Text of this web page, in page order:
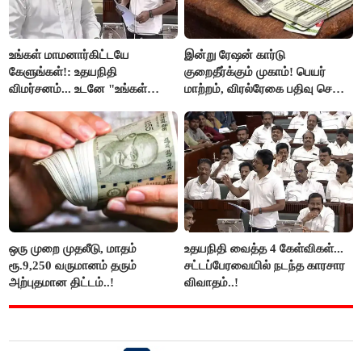
உங்கள் மாமனார்கிட்டயே
கேளுங்கள்!: உதயநிதி
விமர்சனம்... உடனே "உங்கள்
ஆதவ் அர்ஜுனா பதிலடி!
இன்று ரேஷன் கார்டு
குறைதீர்க்கும் முகாம்! பெயர்
மாற்றம், விரல்ரேகை பதிவு செய்ய
ஒரு முறை முதலீடு, மாதம்
ரூ.9,250 வருமானம் தரும்
அற்புதமான திட்டம்..!
உதயநிதி வைத்த 4 கேள்விகள்...
சட்டப்பேரவையில் நடந்த காரசார
விவாதம்..!